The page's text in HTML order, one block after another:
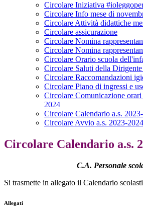
Circolare Iniziativa
Circolare Info mese di
Circolare Attività didattiche
Circolare assicurazione
Circolare Nomina
Circolare Nomina
Circolare Orario scuola
Circolare Saluti della Dirigente
Circolare Raccomandazioni
Circolare Piano di ingressi e
Circolare Comunicazione
2024
Circolare Calendario a.s.
Circolare Avvio a.s. 2023-2024
Circolare Calendario a.s.
C.A. Personale
Si trasmette in allegato il Calendario
Allegati